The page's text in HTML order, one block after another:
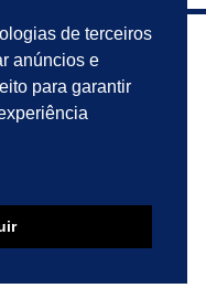
de terceiros
anúncios e
para garantir